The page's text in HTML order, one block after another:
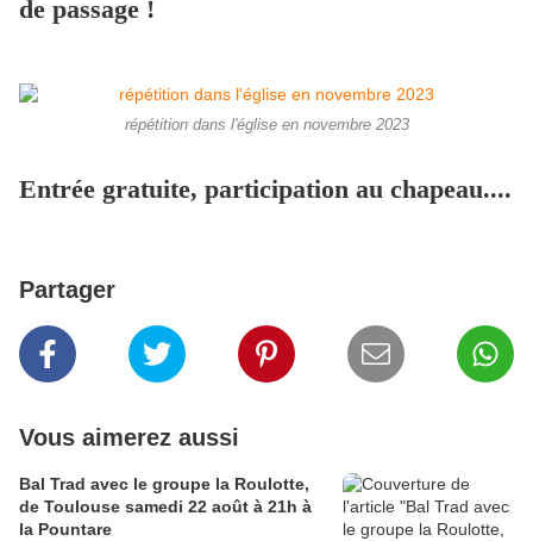
de passage !
répétition dans l'église en novembre 2023
Entrée gratuite, participation au chapeau....
Partager
Vous aimerez aussi
Bal Trad avec le groupe la Roulotte,
de Toulouse samedi 22 août à 21h à
la Pountare